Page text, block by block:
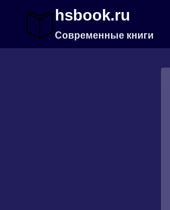
содержимому
hsbook.ru
Современные книги